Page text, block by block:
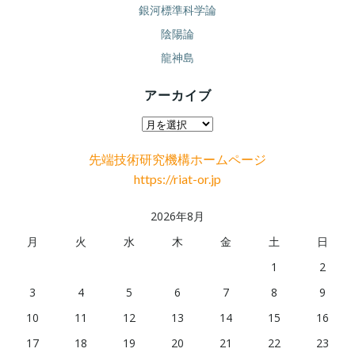
銀河標準科学論
陰陽論
龍神島
アーカイブ
ア
カ
イ
先端技術研究機構ホームページ
https://riat-or.jp
2026年8月
月
火 水 木 金 土
日
1
2
3
4 5 6 7 8
9
10
11 12 13 14 15
16
17
18 19 20 21 22
23